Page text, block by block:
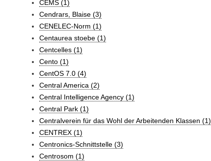
CEMS (1)
Cendrars, Blaise (3)
CENELEC-Norm (1)
Centaurea stoebe (1)
Centcelles (1)
Cento (1)
CentOS 7.0 (4)
Central America (2)
Central Intelligence Agency (1)
Central Park (1)
Centralverein für das Wohl der Arbeitenden Klassen (1)
CENTREX (1)
Centronics-Schnittstelle (3)
Centrosom (1)